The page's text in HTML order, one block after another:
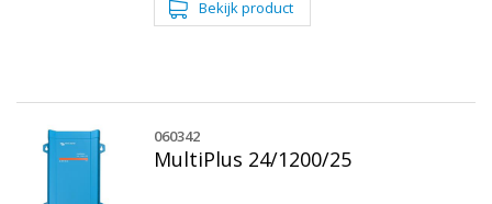
MultiPlus 24/1200/25
060342